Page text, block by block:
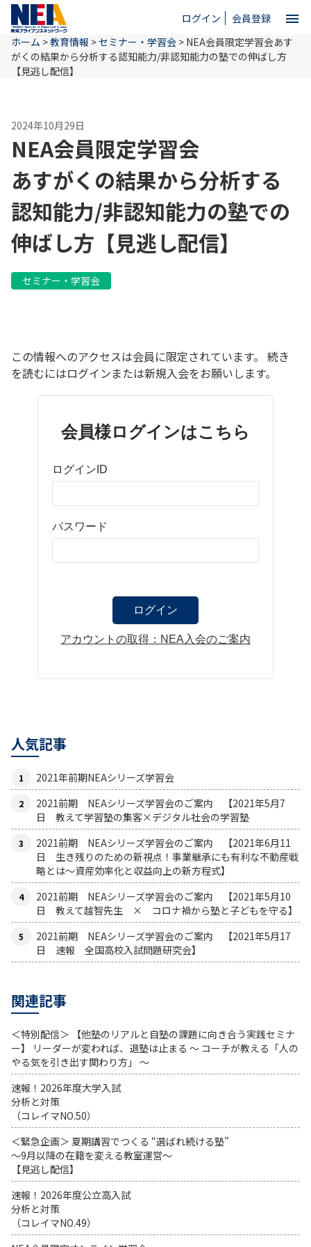
ログイン 会員登録 menu
close
NEAとは
教育情報
お問い合わせ
ホーム >教育情報 >セミナー・学習会 > NEA会員限定学習会あす
がくの結果から分析する認知能力/非認知能力の塾での伸ばし方
【見逃し配信】
2024年10月29日
NEA会員限定学習会
あすがくの結果から分析する
認知能力/非認知能力の塾での
伸ばし方【見逃し配信】
セミナー・学習会
この情報へのアクセスは会員に限定されています。 続き
を読むにはログインまたは新規入会をお願いします。
会員様ログインはこちら
ログインID
パスワード
アカウントの取得：NEA入会のご案内
人気記事
2021年前期NEAシリーズ学習会
2021前期 NEAシリーズ学習会のご案内 【2021年5月7
日 教えて学習塾の集客×デジタル社会の学習塾
2021前期 NEAシリーズ学習会のご案内 【2021年6月11
日 生き残りのための新視点！事業継承にも有利な不動産戦
略とは〜資産効率化と収益向上の新方程式】
2021前期 NEAシリーズ学習会のご案内 【2021年5月10
日 教えて越智先生 × コロナ禍から塾と子どもを守る】
2021前期 NEAシリーズ学習会のご案内 【2021年5月17
日 速報 全国高校入試問題研究会】
関連記事
＜特別配信＞ 【他塾のリアルと自塾の課題に向き合う実践セミナ
ー】 リーダーが変われば、退塾は止まる 〜 コーチが教える「人の
やる気を引き出す関わり方」 〜
速報！2026年度大学入試
分析と対策
（コレイマNO.50）
＜緊急企画＞ 夏期講習でつくる “選ばれ続ける塾”
～9月以降の在籍を変える教室運営～
【見逃し配信】
速報！2026年度公立高入試
分析と対策
（コレイマNO.49）